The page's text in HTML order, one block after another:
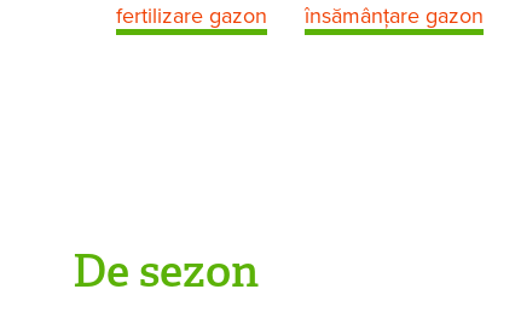
fertilizare gazon însămânțare gazon
De sezon